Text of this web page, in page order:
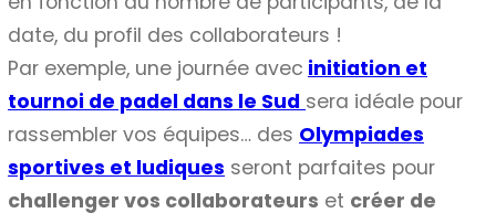
date, du profil des collaborateurs !
Par exemple, une journée avec initiation et
tournoi de padel dans le Sud sera idéale pour
rassembler vos équipes… des Olympiades
sportives et ludiques seront parfaites pour
challenger vos collaborateurs et créer de